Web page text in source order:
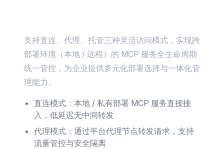
支持直连、代理、托管三种灵活访问模式，实现跨
部署环境（本地 / 远程）的 MCP 服务全生命周期
统一管控，为企业提供多元化部署选择与一体化管
理能力。
直连模式：本地 / 私有部署 MCP 服务直接接
入，低延迟无中间转发
代理模式：通过平台代理节点转发请求，支持
流量管控与安全隔离